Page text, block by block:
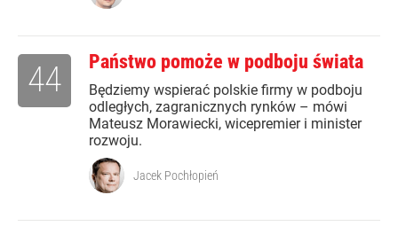
Państwo pomoże w podboju świata
Będziemy wspierać polskie firmy w podboju
odległych, zagranicznych rynków – mówi
Mateusz Morawiecki, wicepremier i minister
rozwoju.
44
Jacek Pochłopień